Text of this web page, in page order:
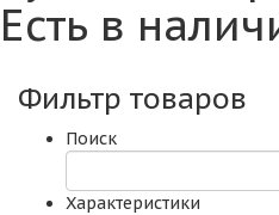
Есть в
Фильтр товаров
Поиск
Характеристики